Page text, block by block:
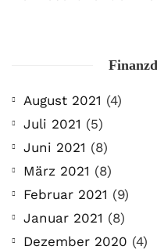
August 2021 (4)
Juli 2021 (5)
Juni 2021 (8)
März 2021 (8)
Februar 2021 (9)
Januar 2021 (8)
Dezember 2020 (4)